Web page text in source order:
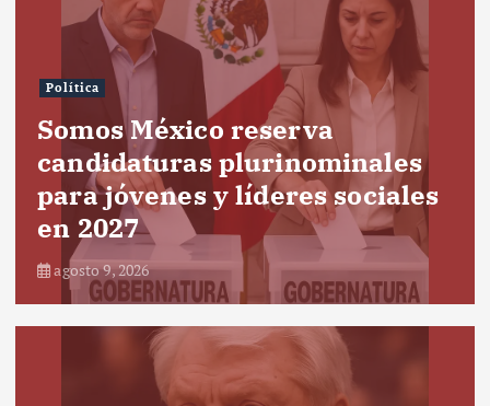
Política
Somos México reserva
candidaturas plurinominales
para jóvenes y líderes sociales
en 2027
agosto 9, 2026